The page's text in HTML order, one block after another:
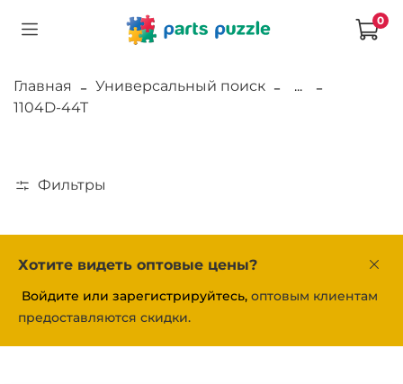
0
Главная Универсальный поиск
...
1104D-44T
Фильтры
Хотите видеть оптовые цены?
Войдите или зарегистрируйтесь, оптовым клиентам
предоставляются скидки.